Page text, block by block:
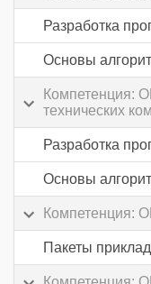
Разработка
Основы
Компетенция:
технических
Разработка
Основы
Компетенция: